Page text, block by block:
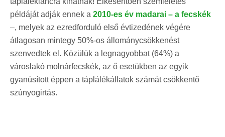
példáját adják ennek a 2010-es év madarai – a fecskék
–, melyek az ezredforduló első évtizedének végére
átlagosan mintegy 50%-os állománycsökkenést
szenvedtek el. Közülük a legnagyobbat (64%) a
városlakó molnárfecskék, az ő esetükben az egyik
gyanúsított éppen a táplálékállatok számát csökkentő
szúnyogirtás.